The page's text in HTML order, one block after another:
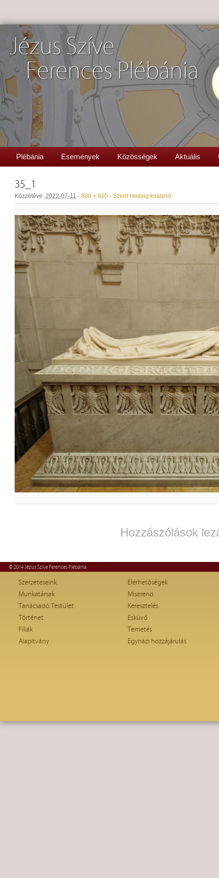
Jézus Szíve
Ferences Plébánia
Plébánia Események Közösségek Aktuális
35_1
Közzétéve: 2022-07-11 - 800 × 600 - Szent Hedvig királynő
Hozzászólások
© 2014 Jézus Szíve Ferences Plébánia
Szerzeteseink
Munkatársak
Tanácsadó Testület
Történet
Fíliák
Alapítvány
Elérhetőségek
Miserend
Keresztelés
Esküvő
Temetés
Egyházi hozzájárulás